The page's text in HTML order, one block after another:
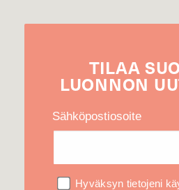
TILAA
LUONNON
Sähköpostiosoite
Hyväksyn tietojeni